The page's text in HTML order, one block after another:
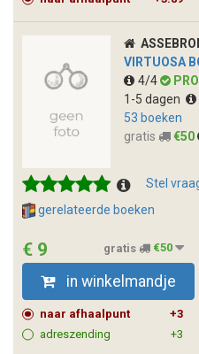
VIRTUOSA
4/4
PRO
1-5 dagen
53 boeken
gratis
€50
Stel
gerelateerde boeken
€ 9 gratis €50
in winkelmandje
naar afhaalpunt
+3
adreszending
+3